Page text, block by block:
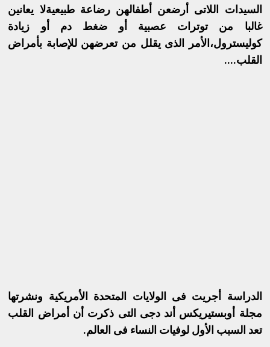
السيدات اللاتى أرضعن أطفالهن رضاعة طبيعيةلا يعانين
غالبا من توترات عصبية أو ضغط دم أو زيادة
كوليسترول،الأمر الذى يقلل من تعرضهن للإصابة بأمراض
القلب....
الدراسة أجريت فى الولايات المتحدة الأمريكية ونشرتها
مجلة أوبستيريكس أند دجى التى ذكرت أن أمراض القلب
تعد السبب الأول لوفيات النساء فى العالم.